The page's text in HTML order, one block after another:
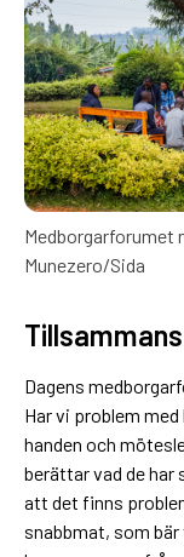
Medborgarforumet
Munezero/Sida
Dagens
Har vi problem
handen och
berättar vad de har
att det finns
snabbmat, som